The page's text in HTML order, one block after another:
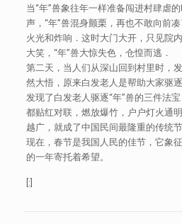
当“年”兽象往年一样准备闯进村肆虐
声，“年”兽混身颤栗，再也不敢向前
火光和炸响．这时大门大开，只见院
大笑，“年”兽大惊失色，仓惶而逃．
第二天，当人们从深山回到村里时，
然大悟，原来白发老人是帮助大家驱
发现了白发老人驱逐“年”兽的三件法
都贴红对联，燃放爆竹，户户灯火通
越广，就成了中国民间最隆重的传统节
现在，春节是我国人民的佳节，它象
的一年寄托着希望。
[:]